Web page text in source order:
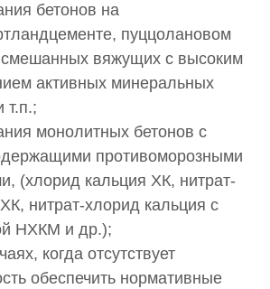
бетонов на
пуццолановом
вяжущих с высоким
активных минеральных
т.п.;
монолитных бетонов с
противоморозными
(хлорид кальция ХК, нитрат-
нитрат-хлорид кальция с
НХКМ и др.);
когда отсутствует
обеспечить нормативные